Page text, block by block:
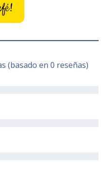
(basado en 0 reseñas)